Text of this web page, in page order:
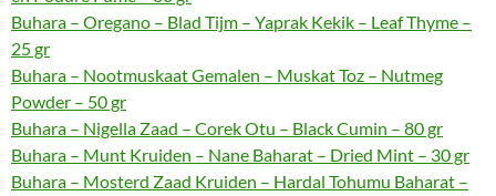
Buhara – Oregano – Blad Tijm – Yaprak Kekik – Leaf Thyme –
25 gr
Buhara – Nootmuskaat Gemalen – Muskat Toz – Nutmeg
Powder – 50 gr
Buhara – Nigella Zaad – Corek Otu – Black Cumin – 80 gr
Buhara – Munt Kruiden – Nane Baharat – Dried Mint – 30 gr
Buhara – Mosterd Zaad Kruiden – Hardal Tohumu Baharat –